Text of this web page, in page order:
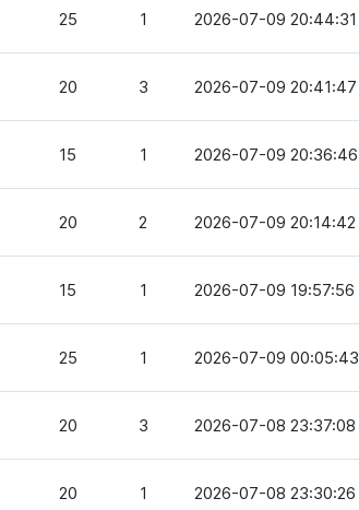
25 1 2026-07-09 20:44:31
20 3 2026-07-09 20:41:47
15 1 2026-07-09 20:36:46
20 2 2026-07-09 20:14:42
15 1 2026-07-09 19:57:56
25 1 2026-07-09 00:05:43
20 3 2026-07-08 23:37:08
20 1 2026-07-08 23:30:26